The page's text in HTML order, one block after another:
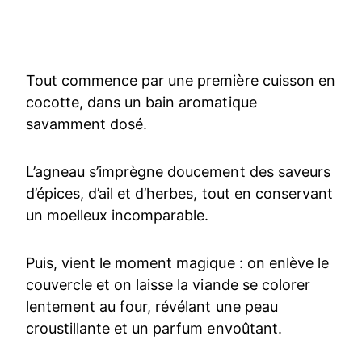
Tout commence par une première cuisson en
cocotte, dans un bain aromatique
savamment dosé.
L’agneau s’imprègne doucement des saveurs
d’épices, d’ail et d’herbes, tout en conservant
un moelleux incomparable.
Puis, vient le moment magique : on enlève le
couvercle et on laisse la viande se colorer
lentement au four, révélant une peau
croustillante et un parfum envoûtant.